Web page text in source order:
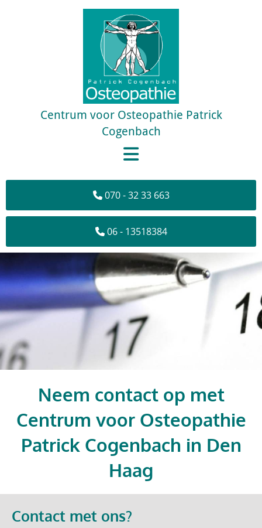
Centrum voor Osteopathie Patrick
Cogenbach
070 - 32 33 663
06 - 13518384
Neem contact op met
Centrum voor Osteopathie
Patrick Cogenbach in Den
Haag
Contact met ons?